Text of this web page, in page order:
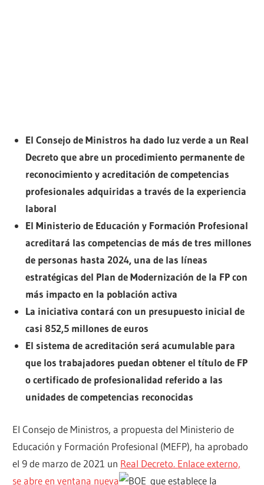
El Consejo de Ministros ha dado luz verde a un Real
Decreto que abre un procedimiento permanente de
reconocimiento y acreditación de competencias
profesionales adquiridas a través de la experiencia
laboral
El Ministerio de Educación y Formación Profesional
acreditará las competencias de más de tres millones
de personas hasta 2024, una de las líneas
estratégicas del Plan de Modernización de la FP con
más impacto en la población activa
La iniciativa contará con un presupuesto inicial de
casi 852,5 millones de euros
El sistema de acreditación será acumulable para
que los trabajadores puedan obtener el título de FP
o certificado de profesionalidad referido a las
unidades de competencias reconocidas
El Consejo de Ministros, a propuesta del Ministerio de
Educación y Formación Profesional (MEFP), ha aprobado
el 9 de marzo de 2021 un Real Decreto. Enlace externo,
se abre en ventana nueva
que establece la